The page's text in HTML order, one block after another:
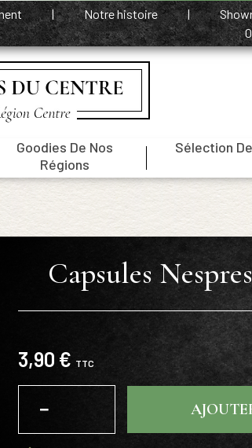
| Notre histoire |
Goodies De Nos
Régions
Sélection
Capsules
3,90 € TTC
−